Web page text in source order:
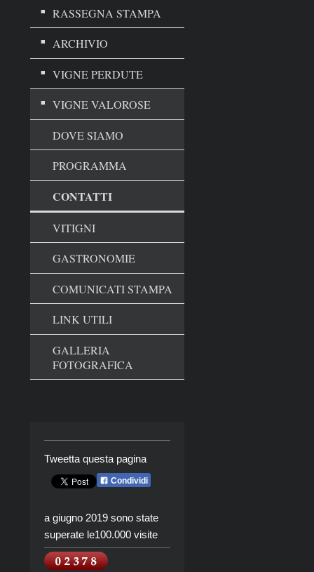
RASSEGNA STAMPA
ARCHIVIO
VIGNE PERDUTE
VIGNE VALOROSE
DOVE SIAMO
PROGRAMMA
CONTATTI
VITIGNI
GASTRONOMIE
COMUNICATI STAMPA
LINK UTILI
GALLERIA
FOTOGRAFICA
Tweetta questa pagina
Condividi
a giugno 2019 sono state
superate le100.000 visite